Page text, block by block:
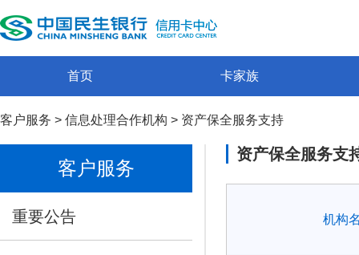
首页 卡家族
客户服务 > 信息处理合作机构 > 资产保全服务支持
客户服务
重要公告
资产保全服务支
机构